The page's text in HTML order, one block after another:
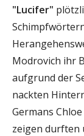
"Lucifer"
Modrovich ihr
aufgrund der
nackten
Germans
zeigen durften